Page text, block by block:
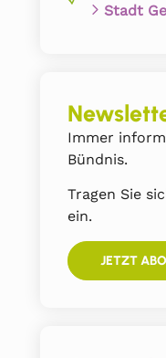
Stadt
Immer
Bündnis.
Tragen Sie
ein.
JETZT